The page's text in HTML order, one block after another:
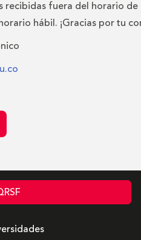
recibidas fuera del horario de
hábil. ¡Gracias por tu